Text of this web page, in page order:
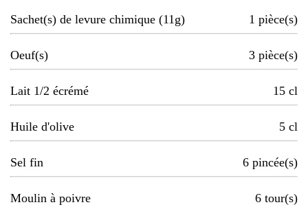
Sachet(s) de levure chimique (11g) 1 pièce(s)
Oeuf(s) 3 pièce(s)
Lait 1/2 écrémé 15 cl
Huile d'olive 5 cl
Sel fin 6 pincée(s)
Moulin à poivre 6 tour(s)